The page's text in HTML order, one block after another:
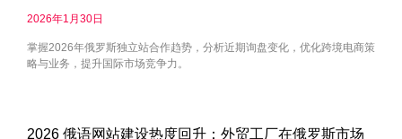
2026年1月30日
掌握2026年俄罗斯独立站合作趋势，分析近期询盘变化，优化跨境电商策
略与业务，提升国际市场竞争力。
2026 俄语网站建设热度回升：外贸工厂在俄罗斯市场